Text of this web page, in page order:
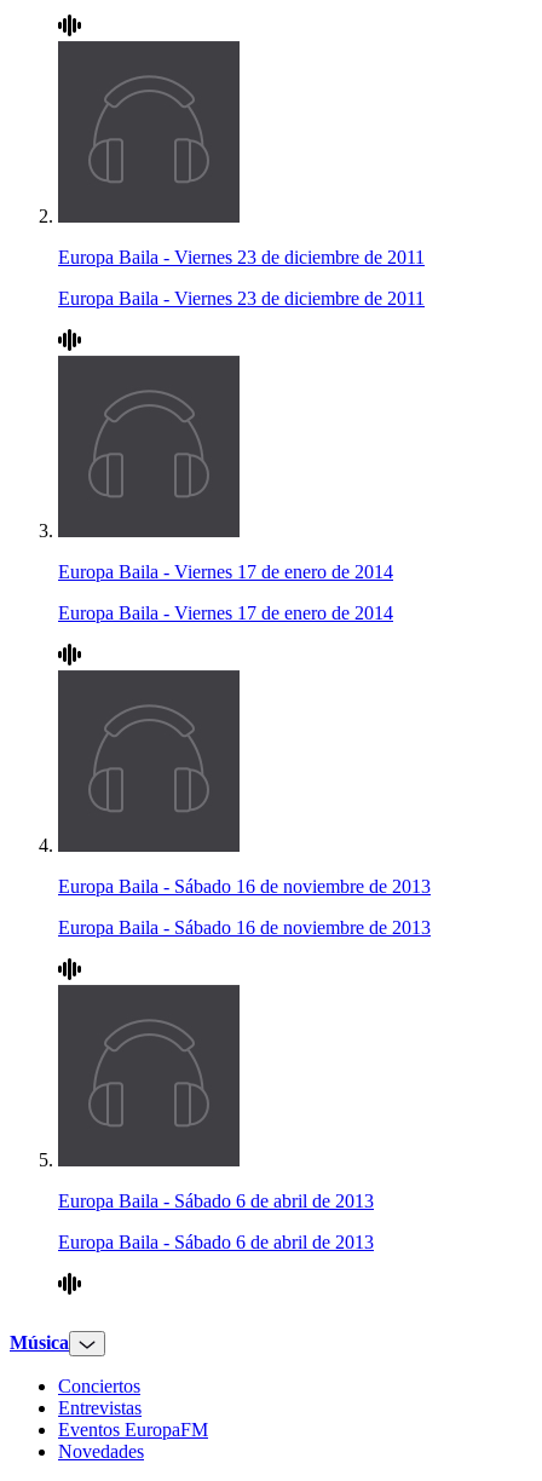
Europa Baila - Viernes 23 de diciembre de 2011
Europa Baila - Viernes 23 de diciembre de 2011
Europa Baila - Viernes 17 de enero de 2014
Europa Baila - Viernes 17 de enero de 2014
Europa Baila - Sábado 16 de noviembre de 2013
Europa Baila - Sábado 16 de noviembre de 2013
Europa Baila - Sábado 6 de abril de 2013
Europa Baila - Sábado 6 de abril de 2013
Música
Conciertos
Entrevistas
Eventos EuropaFM
Novedades